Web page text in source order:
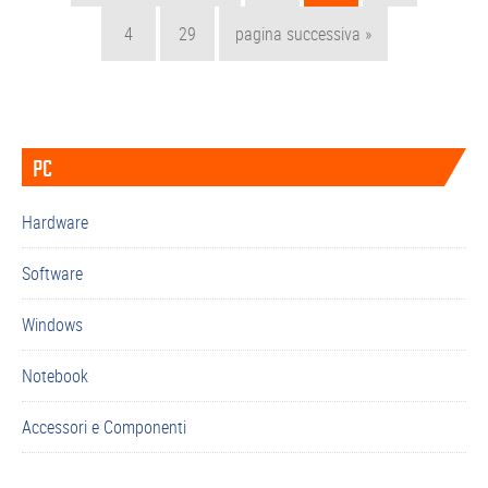
Pagina
4 Pagina
29 Vai
pagina successiva »
Barra
laterale
primaria
PC
Hardware
Software
Windows
Notebook
Accessori e Componenti